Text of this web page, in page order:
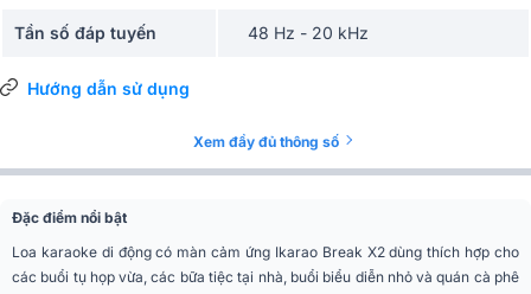
Tần số đáp tuyến 48 Hz - 20 kHz
Ứng dụng mở rộng
Tiêu chuẩn
Loa treble
Công suất RMS 25W x 2 + 10W x 2
Hướng dẫn sử dụng
Xem đầy đủ thông số
Đặc điểm nổi bật
Loa karaoke di động có màn cảm ứng Ikarao Break X2 dùng thích hợp cho
các buổi tụ họp vừa, các bữa tiệc tại nhà, buổi biểu diễn nhỏ và quán cà phê